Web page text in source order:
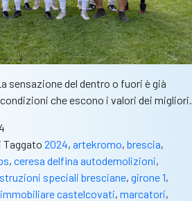
sensazione del dentro o fuori è già
che escono i valori dei migliori.
Taggato 2024, artekromo, brescia,
, ceresa delfina autodemolizioni,
speciali bresciane, girone 1,
castelcovati, marcatori,